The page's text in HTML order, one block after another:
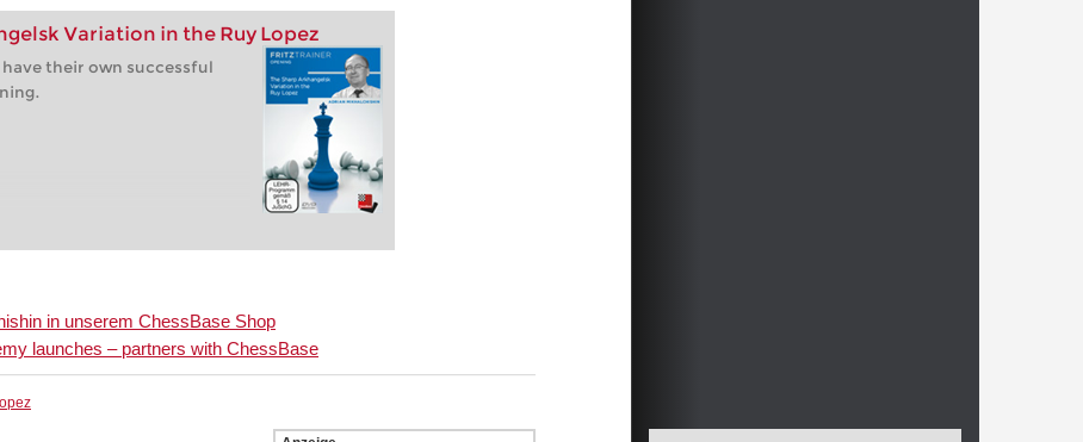
Variation in the Ruy Lopez
their own successful
in unserem ChessBase Shop
launches – partners with ChessBase